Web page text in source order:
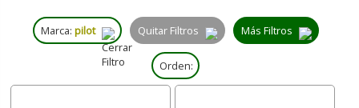
Marca: pilot Quitar Filtros Más Filtros
Orden: